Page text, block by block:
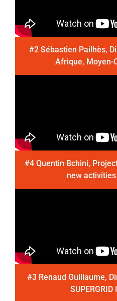
#2 Sébastien Pailhès,
Afrique, Moyen-
#4 Quentin Bchini,
new activities
#3 Renaud Guillaume,
SUPERGRID